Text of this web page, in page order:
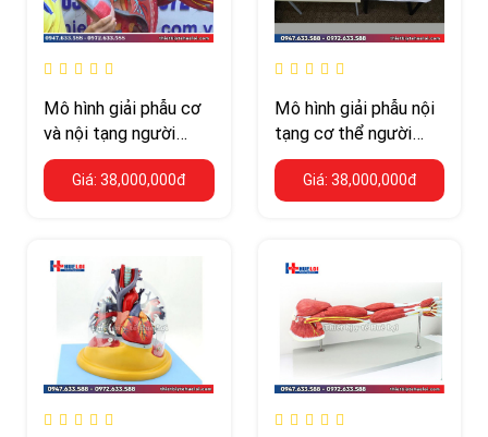
Mô hình giải phẫu cơ
và nội tạng người
170CM
Giá: 38,000,000đ
Mô hình giải phẫu nội
tạng cơ thể người
kèm bóc tách các lớp
cơ 170cm
Giá: 38,000,000đ